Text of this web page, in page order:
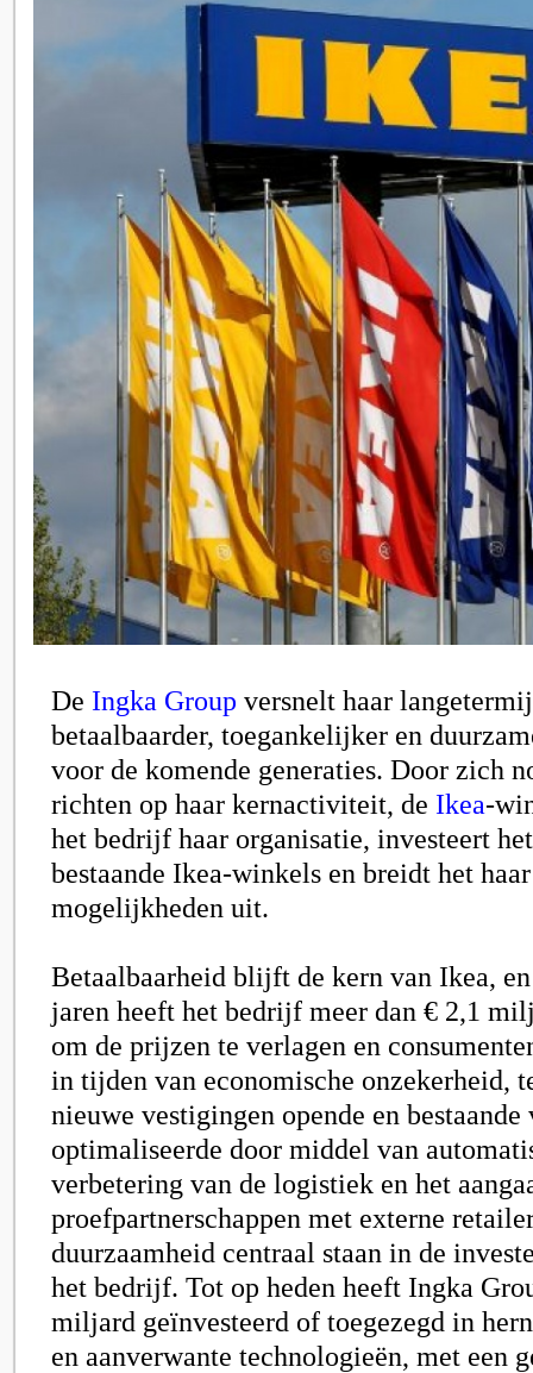
De Ingka Group versnelt haar
betaalbaarder, toegankelijker en
voor de komende generaties. Door zich
richten op haar kernactiviteit, de Ikea-
het bedrijf haar organisatie, investeert
bestaande Ikea-winkels en breidt het
mogelijkheden uit.
Betaalbaarheid blijft de kern van Ikea,
jaren heeft het bedrijf meer dan € 2,1
om de prijzen te verlagen en
in tijden van economische onzekerheid,
nieuwe vestigingen opende en
optimaliseerde door middel van
verbetering van de logistiek en het
proefpartnerschappen met externe
duurzaamheid centraal staan in de
het bedrijf. Tot op heden heeft Ingka
miljard geïnvesteerd of toegezegd in
en aanverwante technologieën, met een